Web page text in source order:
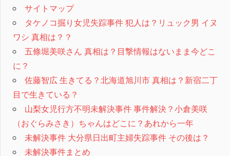
サイトマップ
タケノコ掘り女児失踪事件 犯人は？リュック男 イヌ
ワシ 真相は？？
五條堀美咲さん 真相は？目撃情報はないまま今どこ
に？
佐藤智広 生きてる？北海道旭川市 真相は？新宿二丁
目で生きている？
山梨女児行方不明未解決事件 事件解決？小倉美咲
（おぐらみさき）ちゃんはどこに？あれから一年
未解決事件 大分県日出町主婦失踪事件 その後は？
未解決事件まとめ